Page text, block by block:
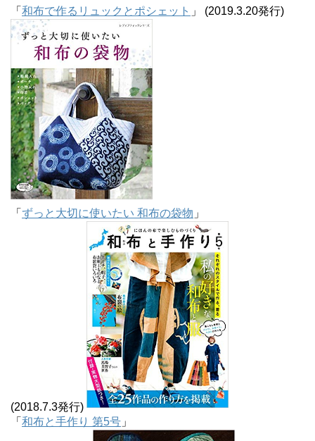
「 和布で作るリュックとポシェット 」 (2019.3.20発行)
「 ずっと大切に使いたい 和布の袋物 」
(2018.7.3発行)
「 和布と手作り 第5号 」